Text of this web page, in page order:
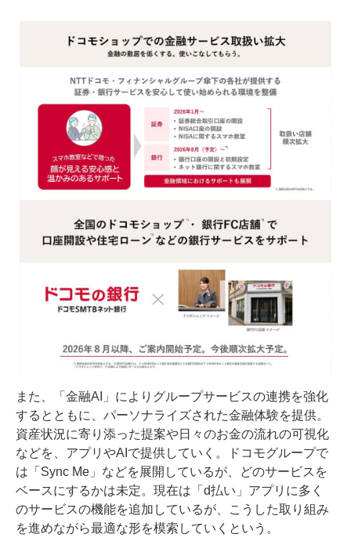
また、「金融AI」によりグループサービスの連携を強化
するとともに、パーソナライズされた金融体験を提供。
資産状況に寄り添った提案や日々のお金の流れの可視化
などを、アプリやAIで提供していく。ドコモグループで
は「Sync Me」などを展開しているが、どのサービスを
ベースにするかは未定。現在は「d払い」アプリに多く
のサービスの機能を追加しているが、こうした取り組み
を進めながら最適な形を模索していくという。